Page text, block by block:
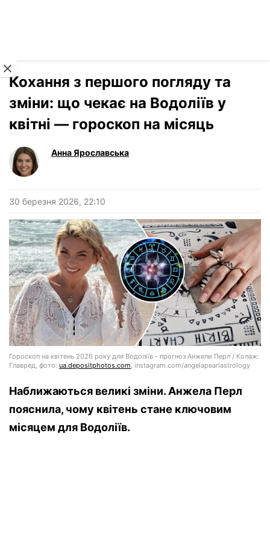
Кохання з першого погляду та
зміни: що чекає на Водоліїв у
квітні — гороскоп на місяць
Анна Ярославська
30 березня 2026, 22:10
Гороскоп на квітень 2026 року для Водоліїв - прогноз Анжели Перл / Колаж:
Главред, фото: ua.depositphotos.com, instagram.com/angelapearlastrology
Наближаються великі зміни. Анжела Перл
пояснила, чому квітень стане ключовим
місяцем для Водоліїв.